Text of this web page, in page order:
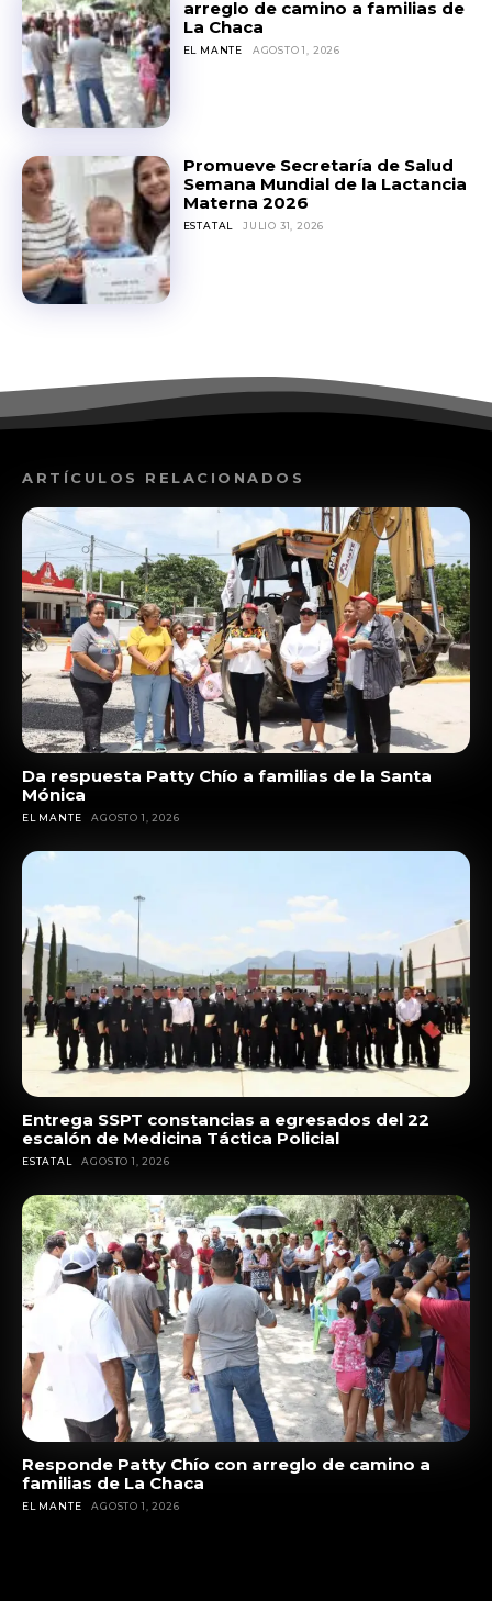
arreglo de camino a familias de
La Chaca
EL MANTE AGOSTO 1, 2026
Promueve Secretaría de Salud
Semana Mundial de la Lactancia
Materna 2026
ESTATAL JULIO 31, 2026
ARTÍCULOS RELACIONADOS
Da respuesta Patty Chío a familias de la Santa
Mónica
EL MANTE AGOSTO 1, 2026
Entrega SSPT constancias a egresados del 22
escalón de Medicina Táctica Policial
ESTATAL AGOSTO 1, 2026
Responde Patty Chío con arreglo de camino a
familias de La Chaca
EL MANTE AGOSTO 1, 2026